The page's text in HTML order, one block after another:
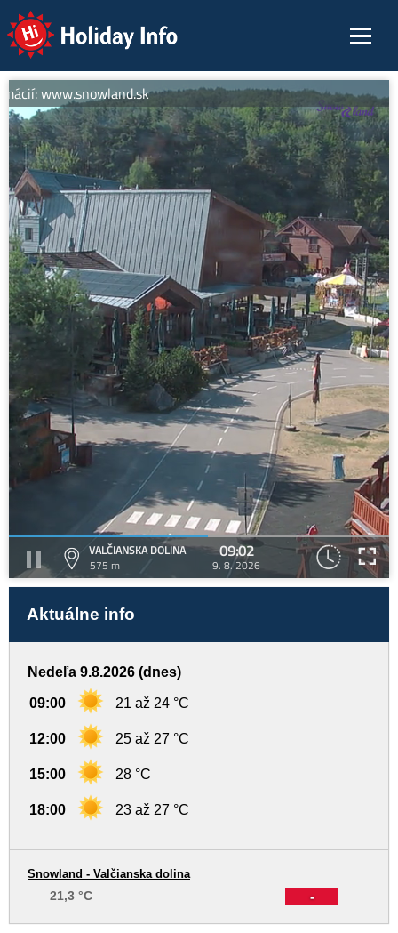
Holiday Info
www.snowland.sk
VALČIANSKA DOLINA
575 m
09:02
9. 8. 2026
Aktuálne info
Nedeľa 9.8.2026 (dnes)
09:00 21 až 24 °C
12:00 25 až 27 °C
15:00 28 °C
18:00 23 až 27 °C
-
Snowland - Valčianska dolina
21,3 °C